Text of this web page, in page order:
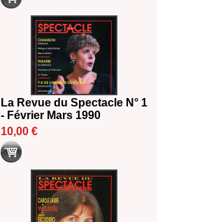
La Revue du Spectacle N° 1
- Février Mars 1990
10,00 €